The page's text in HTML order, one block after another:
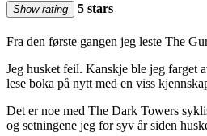
Show rating 5 stars
Fra den første gangen jeg leste The
Jeg husket feil. Kanskje ble jeg farget
lese boka på nytt med en viss
Det er noe med The Dark Towers
og setningene jeg for syv år siden